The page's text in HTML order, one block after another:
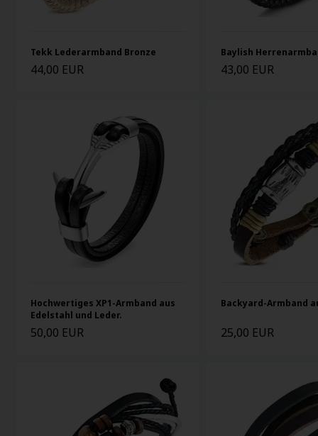
Tekk Lederarmband Bronze
44,00 EUR
Baylish
43,00 EUR
Hochwertiges XP1-Armband aus
Edelstahl und Leder.
50,00 EUR
Backyard-Armband
25,00 EUR